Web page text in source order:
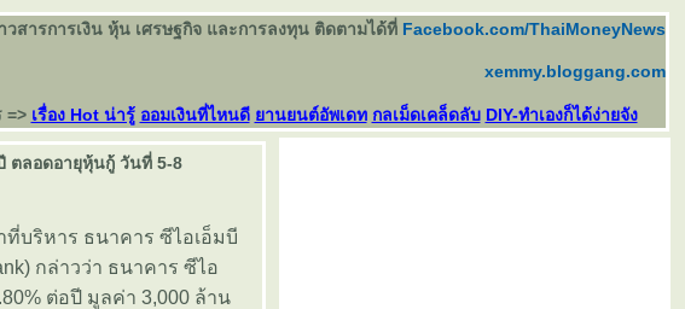
วสารการเงิน หุ้น เศรษฐกิจ และการลงทุน ติดตามได้ที่ Facebook.com/ThaiMoneyNews
xemmy.bloggang.com
=> เรื่อง Hot น่ารู้ ออมเงินที่ไหนดี านยนต์อัพเดท กลเม็ดเคล็ดลับ DIY-ทำเองก็ได้ง่ายจัง
ตลอดอายุหุ้นกู้ วันที่ 5-8
บริหาร ธนาคาร ซีไอเอ็มบี
กล่าวว่า ธนาคาร ซีไอ
ต่อปี มูลค่า 3,000 ล้าน